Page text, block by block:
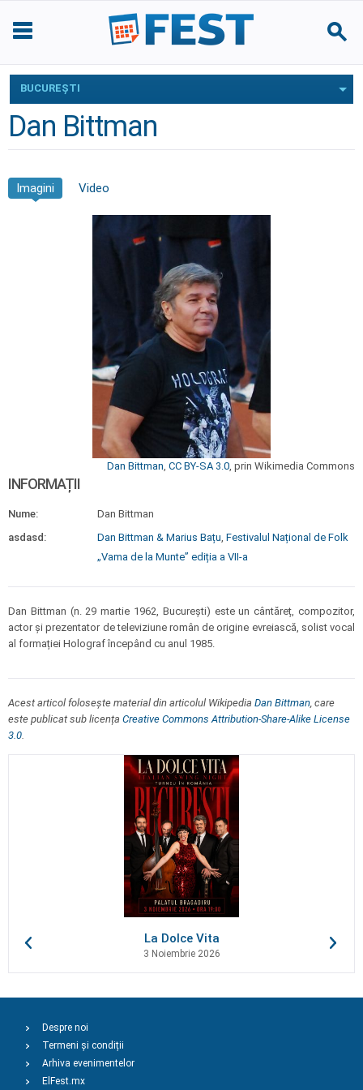
BUCUREŞTI
Dan Bittman
Imagini Video
Dan Bittman, CC BY-SA 3.0, prin Wikimedia Commons
INFORMAȚII
Nume:
Dan Bittman
asdasd:
Dan Bittman & Marius Bațu, Festivalul Național de Folk
„Vama de la Munte” ediția a VII-a
Dan Bittman (n. 29 martie 1962, București) este un cântăreț, compozitor,
actor și prezentator de televiziune român de origine evreiască, solist vocal
al formației Holograf începând cu anul 1985.
Acest articol folosește material din articolul Wikipedia Dan Bittman, care
este publicat sub licența Creative Commons Attribution-Share-Alike License
3.0.
La Dolce Vita
3 Noiembrie 2026
Despre noi
Termeni și condiții
Arhiva evenimentelor
ElFest.mx